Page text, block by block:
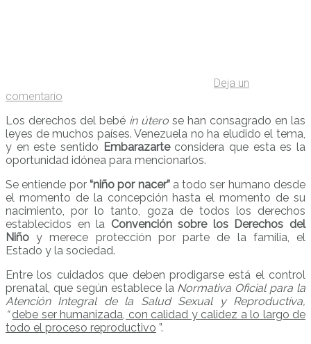
Deja un
comentario
Los derechos del bebé in útero se han consagrado en las
leyes de muchos países. Venezuela no ha eludido el tema,
y en este sentido Embarazarteconsidera que esta es la
oportunidad idónea para mencionarlos.
Se entiende por “niño por nacer”a todo ser humano desde
el momento de la concepción hasta el momento de su
nacimiento, por lo tanto, goza de todos los derechos
establecidos en la Convención sobre los Derechos del
Niño y merece protección por parte de la familia, el
Estado y la sociedad.
Entre los cuidados que deben prodigarse está el control
prenatal, que según establece la Normativa Oficialpara la
Atención Integral de la Salud Sexual y Reproductiva,
“debe ser humanizada, con calidad y calidez a lo largo de
todo el proceso reproductivo ”.